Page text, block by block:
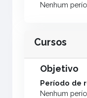
Nenhum
Cursos
Objetivo
Período de
Nenhum